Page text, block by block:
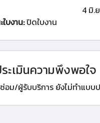
4 มิ.
ใบงาน:ปิดใบงาน
ะเมินความพึงพอใจ
อม/ผู้รับบริการ ยังไม่ทำแบบป